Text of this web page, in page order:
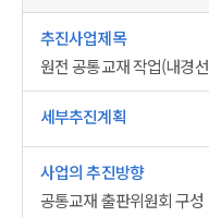
원전 공통교재 작업(내경
공통교재 출판위원회 구성